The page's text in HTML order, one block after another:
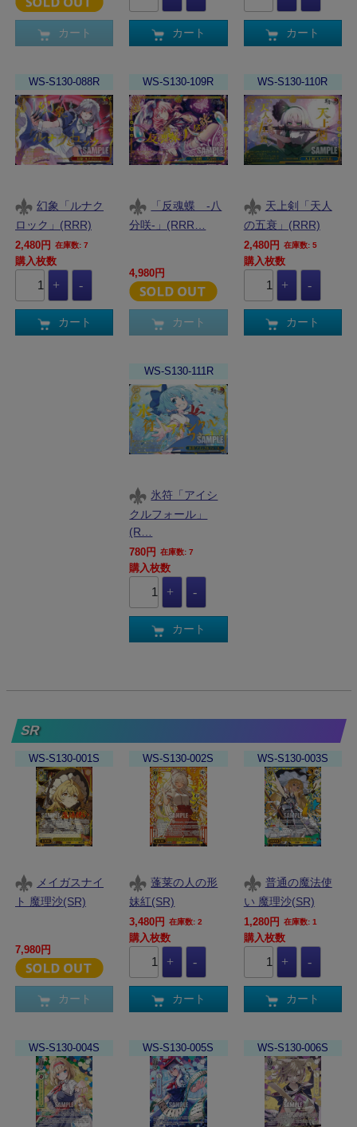
カート カート カート
WS-S130-088R
幻象「ルナク
ロック」(RRR)
2,480円 在庫数: 7
購入枚数
カート
WS-S130-109R
「反魂蝶 ‐八
分咲‐」(RRR…
4,980円
カート
WS-S130-110R
天上剣「天人
の五衰」(RRR)
2,480円 在庫数: 5
購入枚数
カート
WS-S130-111R
氷符「アイシ
クルフォール」
(R…
780円 在庫数: 7
購入枚数
カート
SR
WS-S130-001S
メイガスナイ
ト 魔理沙(SR)
7,980円
カート
WS-S130-002S
蓬莱の人の形
妹紅(SR)
3,480円 在庫数: 2
購入枚数
カート
WS-S130-003S
普通の魔法使
い 魔理沙(SR)
1,280円 在庫数: 1
購入枚数
カート
WS-S130-004S WS-S130-005S WS-S130-006S